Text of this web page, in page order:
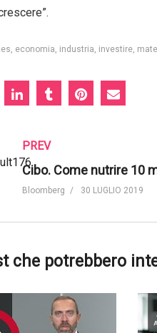
economia industria investire
PREV
Bloomberg 30 LUGLIO 2019
che potrebbero